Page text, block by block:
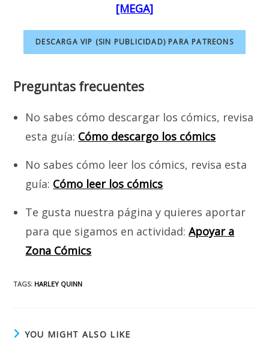
[MEGA]
DESCARGA VIP (SIN PUBLICIDAD) PARA PATREONS
Preguntas frecuentes
No sabes cómo descargar los cómics, revisa
esta guía: Cómo descargo los cómics
No sabes cómo leer los cómics, revisa esta
guía: Cómo leer los cómics
Te gusta nuestra página y quieres aportar
para que sigamos en actividad:Apoyar a
Zona Cómics
TAGS: HARLEY QUINN
YOU MIGHT ALSO LIKE